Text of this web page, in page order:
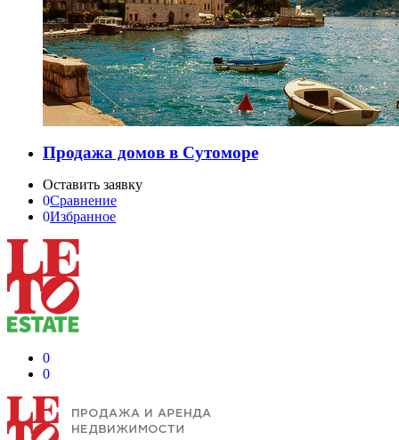
Продажа домов в Сутоморе
Оставить заявку
0Сравнение
0Избранное
0
0